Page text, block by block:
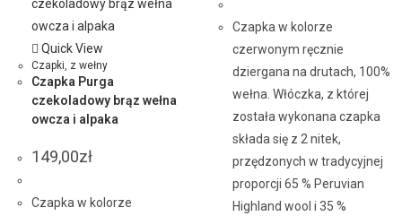
Quick View
Czapki, z wełny
Czapka Purga
czekoladowy brąz wełna
owcza i alpaka
149,00zł
Czapka w kolorze
Czapka w kolorze
czerwonym ręcznie
dziergana na drutach, 100%
wełna. Włóczka, z której
została wykonana czapka
składa się z 2 nitek,
przędzonych w tradycyjnej
proporcji 65 % Peruvian
Highland wool i 35 %